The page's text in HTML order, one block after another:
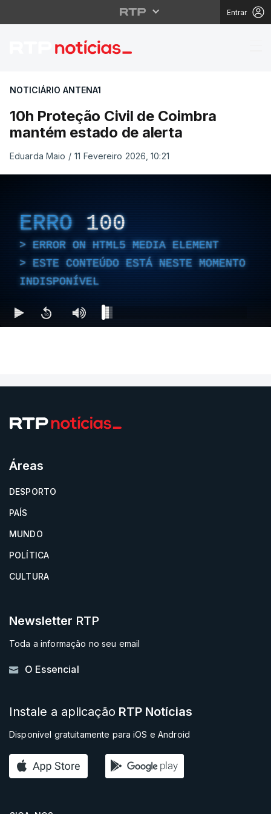
Entrar
10h Proteção Civil de
NOTICIÁRIO ANTENA1
10h Proteção Civil de Coimbra
mantém estado de alerta
Eduarda Maio / 11 Fevereiro 2026, 10:21
ERRO 100
ERROR ON HTML5 MEDIA ELEMENT
ESTE CONTEÚDO ESTÁ NESTE MOMENTO
INDISPONÍVEL
Áreas
DESPORTO
PAÍS
MUNDO
POLÍTICA
CULTURA
Newsletter RTP
Toda a informação no seu email
O Essencial
Instale a aplicação RTP Notícias
Disponível gratuitamente para iOS e Android